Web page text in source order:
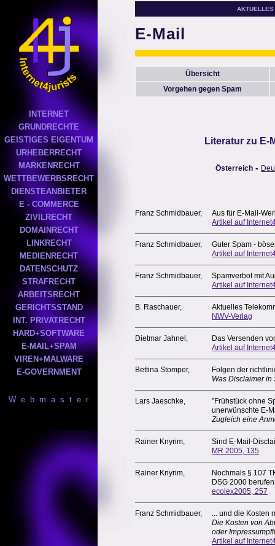
INTERNET
GRUNDRECHTE
GEISTIGES EIGENTUM
URHEBERRECHT
MARKENRECHT
WETTBEWERBSRECHT
DIENSTEANBIETER
E - COMMERCE
ZIVILRECHT
DOMAINRECHT
LINKRECHT
MEDIENRECHT
DATENSCHUTZ
STRAFRECHT
ARBEITSRECHT
GERICHTSSTAND
INT. PRIVATRECHT
HARD+SOFTWARE
E-MAIL+SPAM
VIREN+MALWARE
E-GOVERNMENT
W e b m a s t e r
AKTUELLES
E-Mail
Übersicht
Vorgehen gegen Spam
Literatur zu E-
Österreich -
Franz Schmidbauer,
Aus für E-Mail-
Artikel auf
Franz Schmidbauer,
Guter Spam -
Artikel auf
Franz Schmidbauer,
Spamverbot mit
Artikel auf
B. Raschauer,
Aktuelles
NWV-Verlag
Dietmar Jahnel,
Das Versenden
Artikel auf
Bettina Stomper,
Folgen der
Was Disclaimer in
Lars Jaeschke,
"Frühstück ohne
unerwünschte E-
Zugleich eine
Rainer Knyrim,
Sind E-Mail-
MR 2005, 135
Rainer Knyrim,
Nochmals § 107
DSG 2000
ecolex2005, 257
Franz Schmidbauer,
... und die Kosten
Die Kosten von
oder
Artikel auf